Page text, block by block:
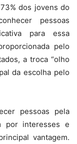
dos jovens do
pessoas
para essa
pelo
a troca “olho
da escolha pelo
pessoas pela
por interesses e
vantagem.